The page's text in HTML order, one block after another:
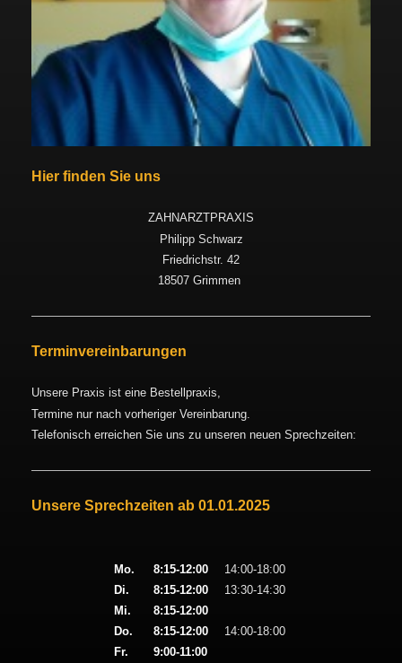
Hier finden Sie uns
ZAHNARZTPRAXIS
Philipp Schwarz
Friedrichstr. 42
18507 Grimmen
Terminvereinbarungen
Unsere Praxis ist eine Bestellpraxis,
Termine nur nach vorheriger Vereinbarung.
Telefonisch erreichen Sie uns zu unseren neuen Sprechzeiten:
Unsere Sprechzeiten ab 01.01.2025
Mo. 8:15-12:00
14:00-18:00
Di.
8:15-12:00
13:30-14:30
Mi.
8:15-12:00
Do.
8:15-12:00
14:00-18:00
Fr.
9:00-11:00